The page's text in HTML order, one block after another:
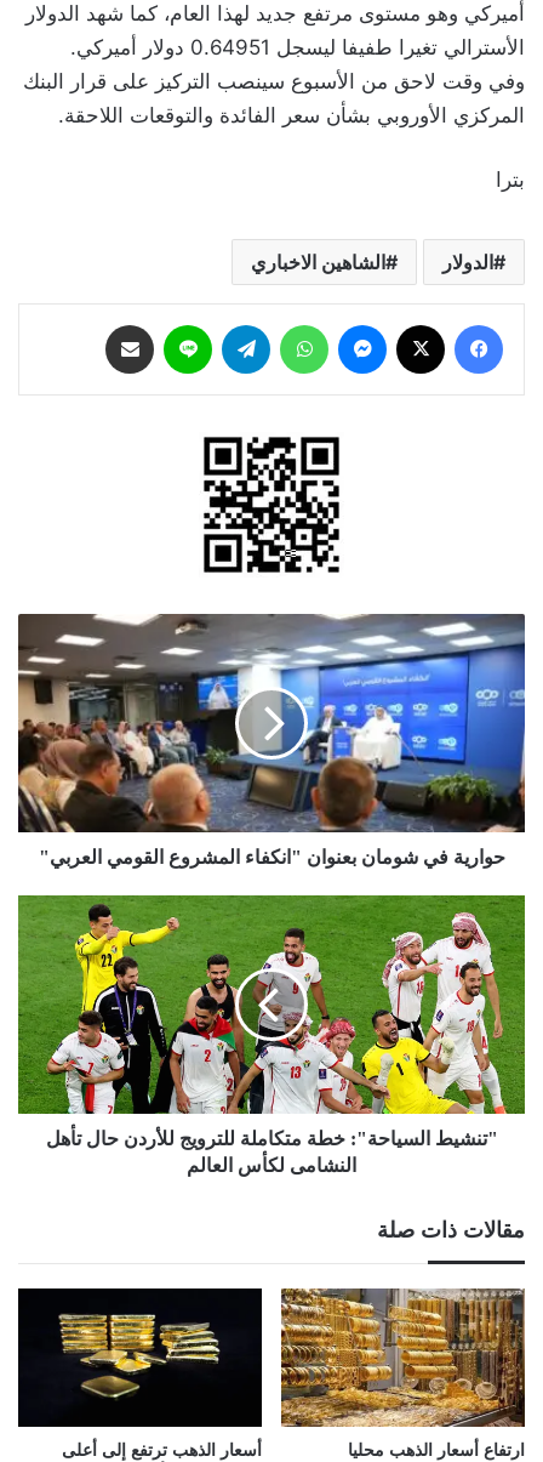
أميركي وهو مستوى مرتفع جديد لهذا العام، كما شهد الدولار
الأسترالي تغيرا طفيفا ليسجل 0.64951 دولار أميركي.
وفي وقت لاحق من الأسبوع سينصب التركيز على قرار البنك
المركزي الأوروبي بشأن سعر الفائدة والتوقعات اللاحقة.
بترا
الدولار الشاهين الاخباري
فيسبوك ماسنجر واتساب تيلقرام لاين
حوارية
في
بعنوان
"انكفاء
المشروع
القومي
العربي"
حوارية في شومان بعنوان "انكفاء المشروع القومي العربي"
"تنشيط
السياحة":
خطة
متكاملة
للترويج
للأردن
حال
تأهل
النشامى
لكأس"تنشيط السياحة": خطة متكاملة للترويج للأردن حال تأهل
النشامى لكأس العالم
مقالات ذات صلة
ارتفاع أسعار الذهب محليا
أسعار الذهب ترتفع إلى أعلى